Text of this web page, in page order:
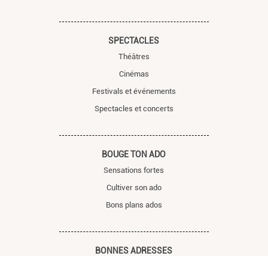
SPECTACLES
Théâtres
Cinémas
Festivals et événements
Spectacles et concerts
BOUGE TON ADO
Sensations fortes
Cultiver son ado
Bons plans ados
BONNES ADRESSES